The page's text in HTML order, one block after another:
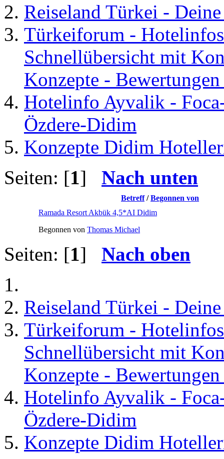
Reiseland Türkei -
Türkeiforum -
Schnellübersicht mit
Konzepte -
Hotelinfo Ayvalik -
Özdere-Didim
Konzepte Didim
Seiten: [1] Nach unten
Betreff/Begonnen von
Ramada Resort Akbük 4,5*AI Didim
Begonnen von Thomas Michael
Seiten: [1] Nach oben
Reiseland Türkei -
Türkeiforum -
Schnellübersicht mit
Konzepte -
Hotelinfo Ayvalik -
Özdere-Didim
Konzepte Didim